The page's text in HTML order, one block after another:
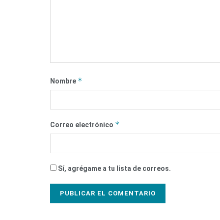
Nombre *
Correo electrónico *
Sí, agrégame a tu lista de correos.